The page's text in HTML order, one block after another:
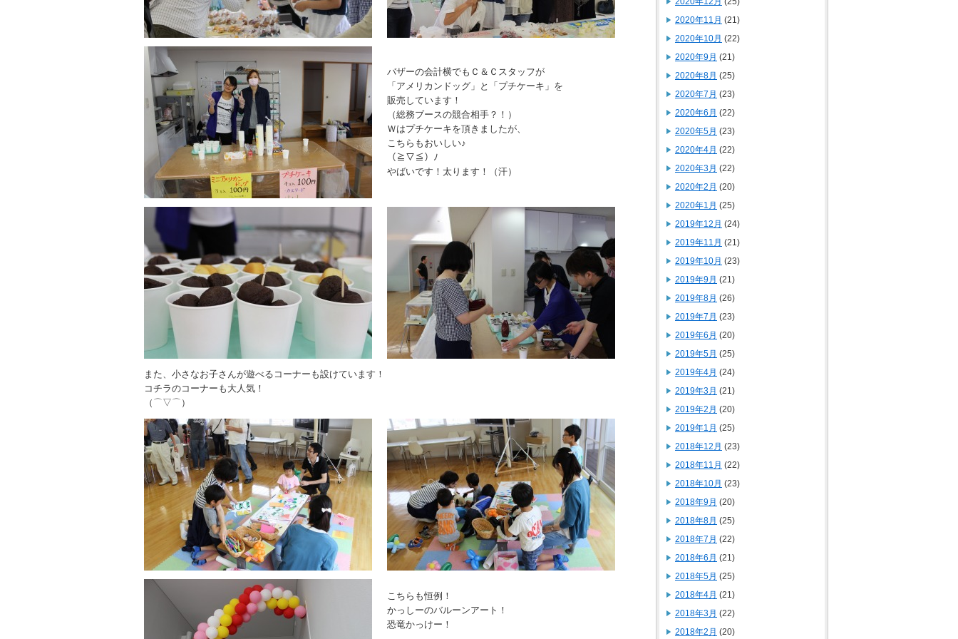
バザーの会計横でもＣ＆Ｃスタッフが
「アメリカンドッグ」と「プチケーキ」を
販売しています！
（総務ブースの競合相手？！）
Ｗはプチケーキを頂きましたが、
こちらもおいしい♪
（≧▽≦）ﾉ
やばいです！太ります！（汗）
また、小さなお子さんが遊べるコーナーも設けています！
コチラのコーナーも大人気！
（⌒▽⌒）
こちらも恒例！
かっしーのバルーンアート！
恐竜かっけー！
2020年11月 (21)
2020年10月 (22)
2020年9月 (21)
2020年8月 (25)
2020年7月 (23)
2020年6月 (22)
2020年5月 (23)
2020年4月 (22)
2020年3月 (22)
2020年2月 (20)
2020年1月 (25)
2019年12月 (24)
2019年11月 (21)
2019年10月 (23)
2019年9月 (21)
2019年8月 (26)
2019年7月 (23)
2019年6月 (20)
2019年5月 (25)
2019年4月 (24)
2019年3月 (21)
2019年2月 (20)
2019年1月 (25)
2018年12月 (23)
2018年11月 (22)
2018年10月 (23)
2018年9月 (20)
2018年8月 (25)
2018年7月 (22)
2018年6月 (21)
2018年5月 (25)
2018年4月 (21)
2018年3月 (22)
2018年2月 (20)